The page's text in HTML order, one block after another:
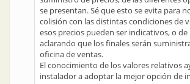
se presentan. Sé que esto se evita para
colisión con las distintas condiciones de
esos precios pueden ser indicativos, o de
aclarando que los finales serán
oficina de ventas.
El conocimiento de los valores relativos
instalador a adoptar la mejor opción de